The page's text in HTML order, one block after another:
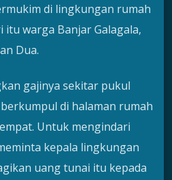
di lingkungan rumah
itu warga Banjar Galagala,
Dua.
gajinya sekitar pukul
di halaman rumah
Untuk mengindari
kepala lingkungan
uang tunai itu kepada